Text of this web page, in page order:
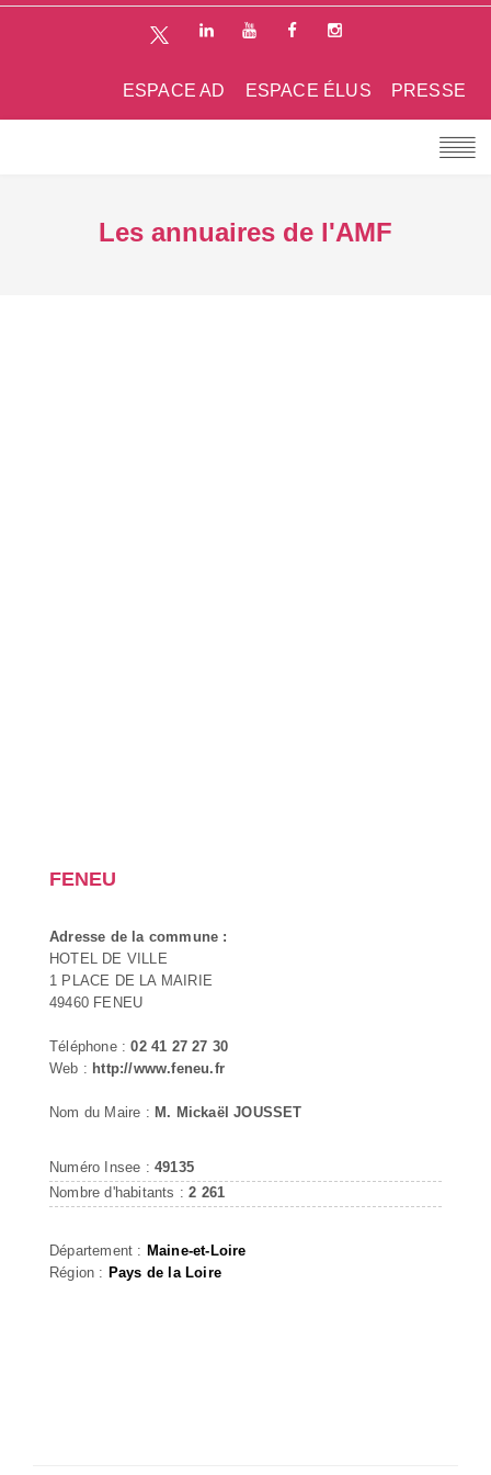
PRESSE
ESPACE ÉLUS
ESPACE AD
Les annuaires de l'AMF
FENEU
Adresse de la commune :
HOTEL DE VILLE
1 PLACE DE LA MAIRIE
49460 FENEU
Téléphone :02 41 27 27 30
Web : http://www.feneu.fr
Nom du Maire : M. Mickaël JOUSSET
Numéro Insee : 49135
Nombre d'habitants :2 261
Département : Maine-et-Loire
Région : Pays de la Loire